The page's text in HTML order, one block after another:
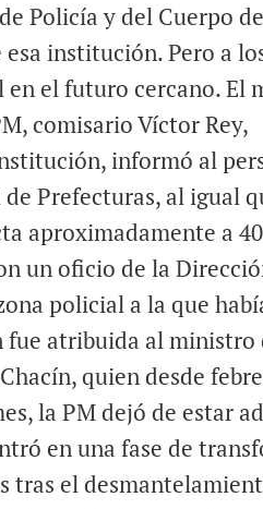
Policía y del Cuerpo
institución. Pero a
el futuro cercano. El
comisario Víctor Rey,
informó al
Prefecturas, al igual
aproximadamente a
un oficio de la
policial a la que
fue atribuida al ministro
quien desde
la PM dejó de estar
en una fase de
tras el